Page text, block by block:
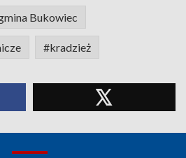
Bukowiec
#kradzież